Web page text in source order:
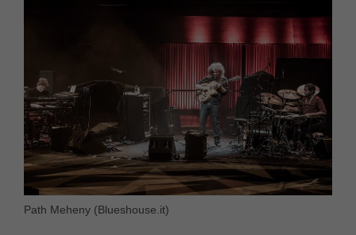
Path Meheny (Blueshouse.it)